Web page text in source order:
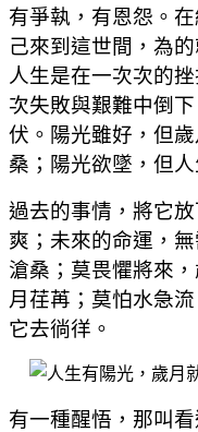
有爭執，有恩怨。
己來到這世間，為
人生是在一次次的
次失敗與艱難中倒
伏。陽光雖好，但
桑；陽光欲墜，但人
過去的事情，將它
爽；未來的命運，
滄桑；莫畏懼將來
月荏苒；莫怕水急
它去徜徉。
有一種醒悟，那叫